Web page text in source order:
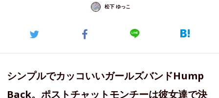
松下 ゆっこ
シンプルでカッコいいガールズバンドHump
Back。ポストチャットモンチーは彼女達で決